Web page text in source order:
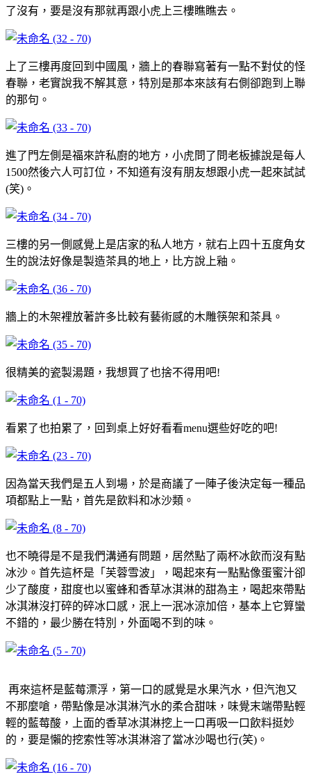
了沒有，要是沒有那就再跟小虎上三樓瞧瞧去。
上了三樓再度回到中國風，牆上的春聯寫著有一點不對仗的怪
春聯，老實說我不解其意，特別是那本來該有右側卻跑到上聯
的那句。
進了門左側是福來許私廚的地方，小虎問了問老板據說是每人
1500然後六人可訂位，不知道有沒有朋友想跟小虎一起來試試
(笑)。
三樓的另一側感覺上是店家的私人地方，就右上四十五度角女
生的說法好像是製造茶具的地上，比方說上釉。
牆上的木架裡放著許多比較有藝術感的木雕筷架和茶具。
很精美的瓷製湯題，我想買了也捨不得用吧!
看累了也拍累了，回到桌上好好看看menu選些好吃的吧!
因為當天我們是五人到場，於是商議了一陣子後決定每一種品
項都點上一點，首先是飲料和冰沙類。
也不曉得是不是我們溝通有問題，居然點了兩杯冰飲而沒有點
冰沙。首先這杯是「芙蓉雪波」，喝起來有一點點像蛋蜜汁卻
少了酸度，甜度也以蜜蜂和香草冰淇淋的甜為主，喝起來帶點
冰淇淋沒打碎的碎冰口感，泯上一泯冰涼加倍，基本上它算蠻
不錯的，最少勝在特別，外面喝不到的味。
再來這杯是藍莓漂浮，第一口的感覺是水果汽水，但汽泡又
不那麼嗆，帶點像是冰淇淋汽水的柔合甜味，味覺末端帶點輕
輕的藍莓酸，上面的香草冰淇淋挖上一口再吸一口飲料挺妙
的，要是懶的挖索性等冰淇淋溶了當冰沙喝也行(笑)。